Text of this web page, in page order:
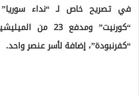
“كورنيت” ومدفع
“كفرنبودة”، إضافة لأسر عنصر واحد.